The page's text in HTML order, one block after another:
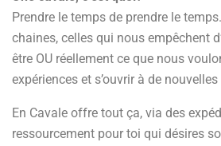
Prendre le temps de prendre le
chaines, celles qui nous empêchent
être OU réellement ce que nous
expériences et s’ouvrir à de
En Cavale offre tout ça, via des
ressourcement pour toi qui désires